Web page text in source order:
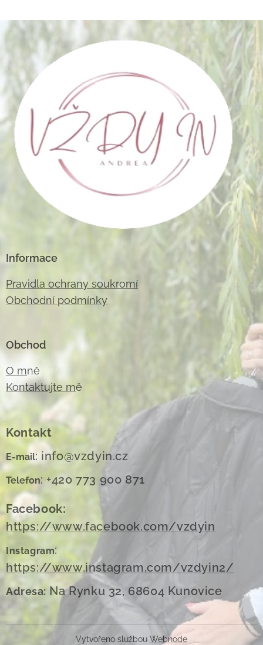
Informace
Pravidla ochrany soukromí
Obchodní podmínky
Obchod
O mně
Kontaktujte mě
Kontakt
E-mail: info@vzdyin.cz
Telefon: +420 773 900 871
Facebook:
https://www.facebook.com/vzdyin
Instagram:
https://www.instagram.com/vzdyin2/
Adresa: Na Rynku 32, 68604 Kunovice
Vytvořeno službou Webnode